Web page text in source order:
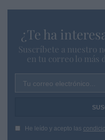
¿Te ha
Suscríbete a nuestro
en tu correo lo más
Tu correo electrónico...
He leído y acepto las